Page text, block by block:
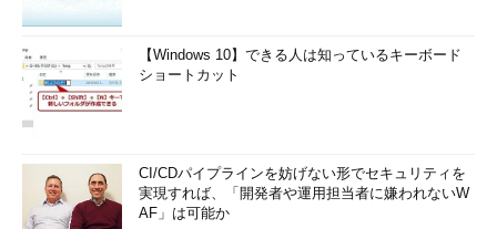
【Windows 10】できる人は知っているキーボード
ショートカット
CI/CDパイプラインを妨げない形でセキュリティを
実現すれば、「開発者や運用担当者に嫌われないW
AF」は可能か